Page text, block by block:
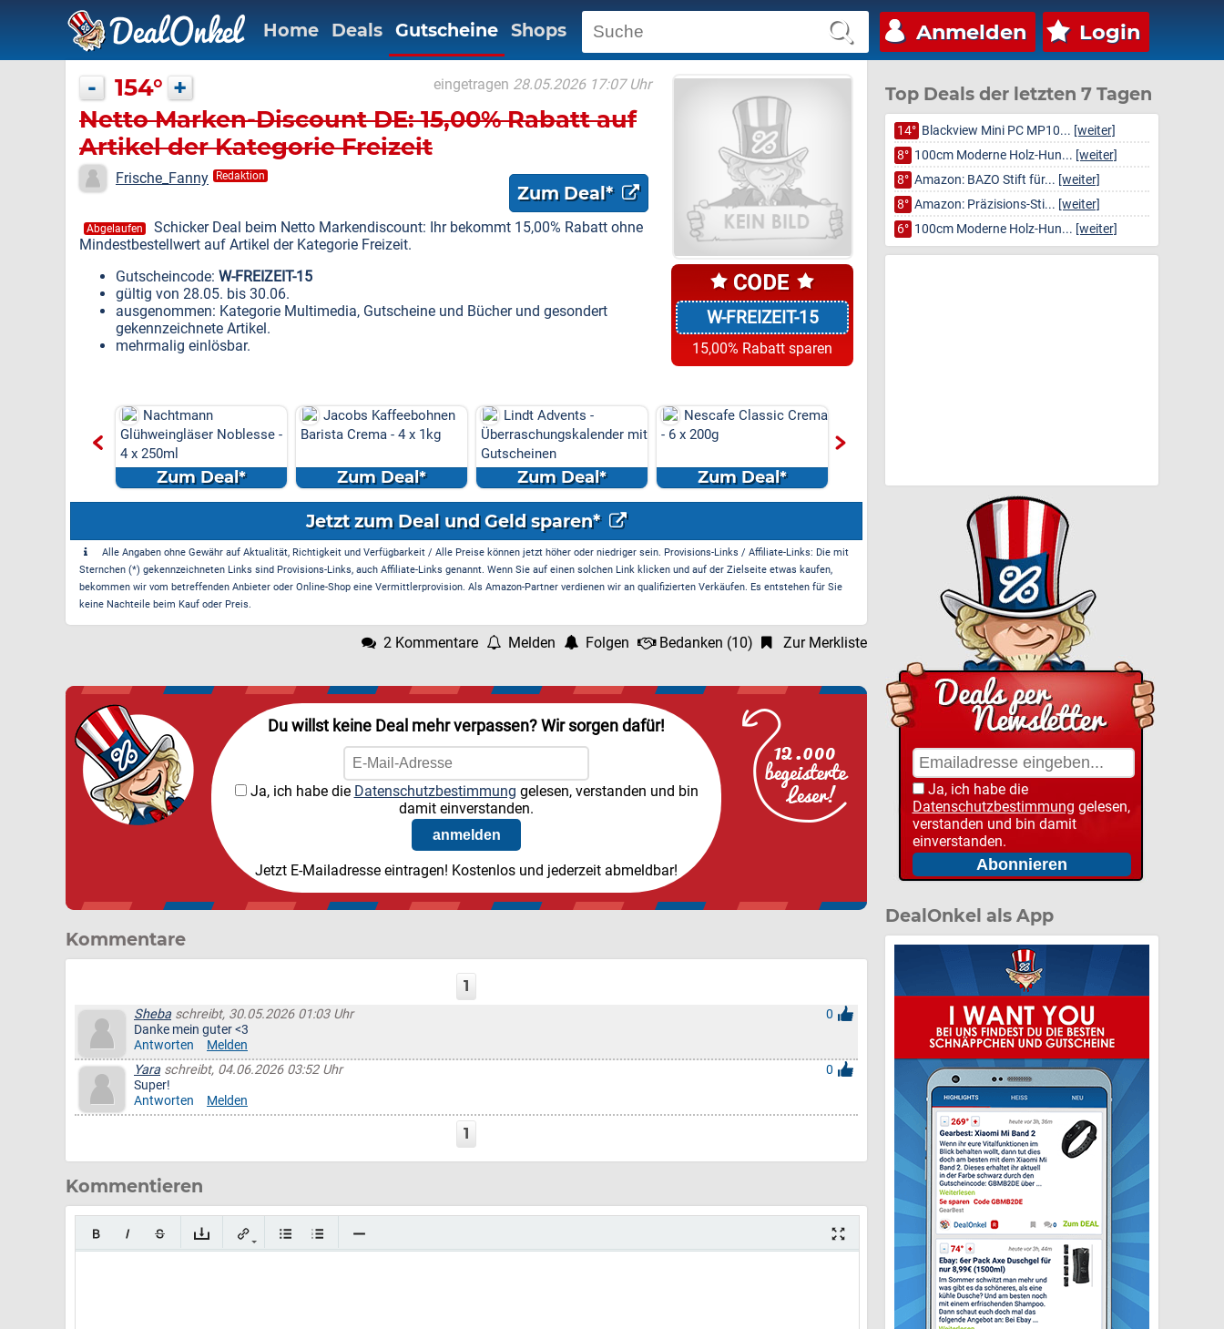
Anmelden Login
Home Deals Gutscheine Shops
W-FREIZEIT-15
15,00% Rabatt sparen
- 154° + eingetragen 28.05.2026 17:07 Uhr
Netto Marken-Discount DE: 15,00% Rabatt auf
Artikel der Kategorie Freizeit
Frische_Fanny Redaktion
Zum Deal*
Abgelaufen
Schicker Deal beim Netto Markendiscount: Ihr bekommt 15,00% Rabatt ohne
Mindestbestellwert auf Artikel der Kategorie Freizeit.
Gutscheincode: W-FREIZEIT-15
gültig von 28.05. bis 30.06.
ausgenommen: Kategorie Multimedia, Gutscheine und Bücher und gesondert
gekennzeichnete Artikel.
mehrmalig einlösbar.
Nachtmann
Glühweingläser Noblesse -
4 x 250ml
Zum Deal*
Jacobs Kaffeebohnen
Barista Crema - 4 x 1kg
Zum Deal*
Lindt Advents -
Überraschungskalender mit
Gutscheinen
Zum Deal*
Nescafe Classic Crema
- 6 x 200g
Zum Deal*
Jetzt zum Deal und Geld sparen*
Alle Angaben ohne Gewähr auf Aktualität, Richtigkeit und Verfügbarkeit / Alle Preise können jetzt höher oder niedriger sein. Provisions-Links / Affiliate-Links: Die mit
Sternchen (*) gekennzeichneten Links sind Provisions-Links, auch Affiliate-Links genannt. Wenn Sie auf einen solchen Link klicken und auf der Zielseite etwas kaufen,
bekommen wir vom betreffenden Anbieter oder Online-Shop eine Vermittlerprovision. Als Amazon-Partner verdienen wir an qualifizierten Verkäufen. Es entstehen für Sie
keine Nachteile beim Kauf oder Preis.
2 Kommentare Melden Folgen Bedanken (10) Zur Merkliste
Du willst keine Deal mehr verpassen? Wir sorgen dafür!
Ja, ich habe die Datenschutzbestimmung gelesen, verstanden und bin
damit einverstanden.
Jetzt E-Mailadresse eintragen! Kostenlos und jederzeit abmeldbar!
Kommentare
1
Sheba schreibt, 30.05.2026 01:03 Uhr
0
Danke mein guter <3
Antworten
Melden
Yaraschreibt, 04.06.2026 03:52 Uhr
0
Super!
Antworten
Melden
1
Kommentieren
Top Deals der letzten 7 Tagen
14° Blackview Mini PC MP10... [weiter]
8° 100cm Moderne Holz-Hun... [weiter]
8° Amazon: BAZO Stift für... [weiter]
8° Amazon: Präzisions-Sti... [weiter]
6° 100cm Moderne Holz-Hun... [weiter]
Ja, ich habe die
Datenschutzbestimmung gelesen,
verstanden und bin damit
einverstanden.
DealOnkel als App